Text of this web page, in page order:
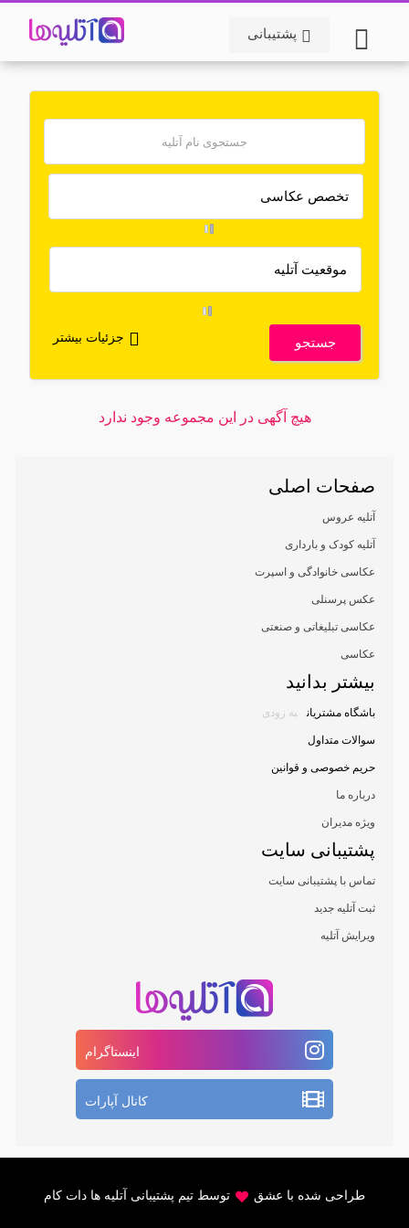
پشتیبانی
جستجو جزئیات بیشتر
هیچ آگهی در این مجموعه وجود ندارد
صفحات اصلی
آتلیه عروس
آتلیه کودک و بارداری
عکاسی خانوادگی و اسپرت
عکس پرسنلی
عکاسی تبلیغاتی و صنعتی
عکاسی
بیشتر بدانید
باشگاه مشتریان به زودی
سوالات متداول
حریم خصوصی و قوانین
درباره ما
ویژه مدیران
پشتیبانی سایت
تماس با پشتیبانی سایت
ثبت آتلیه جدید
ویرایش آتلیه
اینستاگرام
کانال آپارات
طراحی شده با عشق توسط تیم پشتیبانی آتلیه ها دات کام